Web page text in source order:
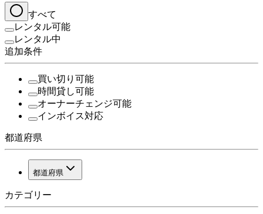
すべて
レンタル可能
レンタル中
追加条件
買い切り可能
時間貸し可能
オーナーチェンジ可能
インボイス対応
都道府県
都道府県
カテゴリー